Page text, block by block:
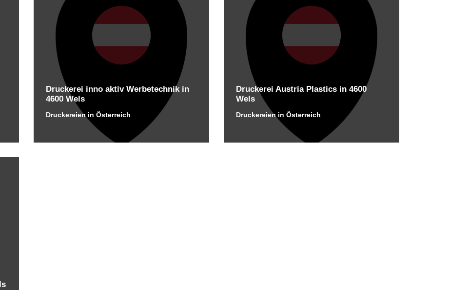
Druckerei inno aktiv Werbetechnik in
4600 Wels
Druckereien in Österreich
Druckerei Austria Plastics in 4600
Wels
Druckereien in Österreich